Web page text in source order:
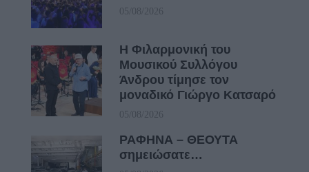
05/08/2026
Η Φιλαρμονική του
Μουσικού Συλλόγου
Άνδρου τίμησε τον
μοναδικό Γιώργο Κατσαρό
05/08/2026
ΡΑΦΗΝΑ – ΘΕΟΥΤΑ
σημειώσατε…